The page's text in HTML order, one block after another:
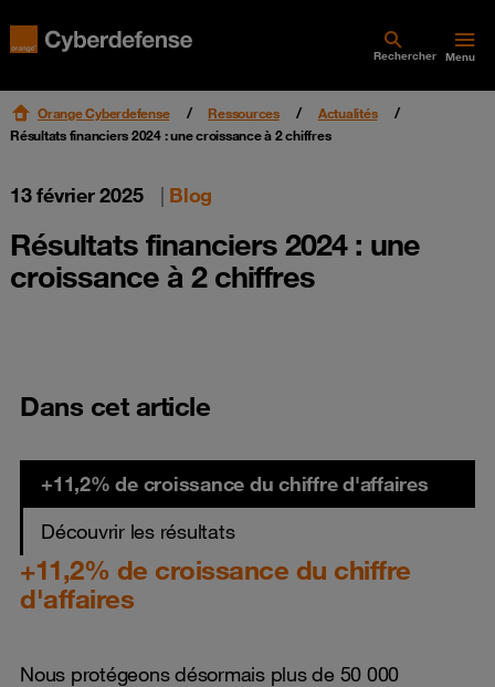
Rechercher Menu
Orange Cyberdefense Ressources
Actualités
Résultats financiers 2024 : une croissance à 2 chiffres
13 février 2025 | Blog
Résultats financiers 2024 : une
croissance à 2 chiffres
Dans cet article
+11,2% de croissance du chiffre d'affaires
Découvrir les résultats
+11,2% de croissance du chiffre
d'affaires
Nous protégeons désormais plus de 50 000